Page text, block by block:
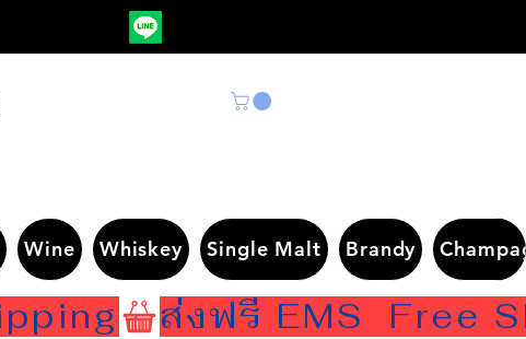
Wine Whiskey Single Malt Brandy